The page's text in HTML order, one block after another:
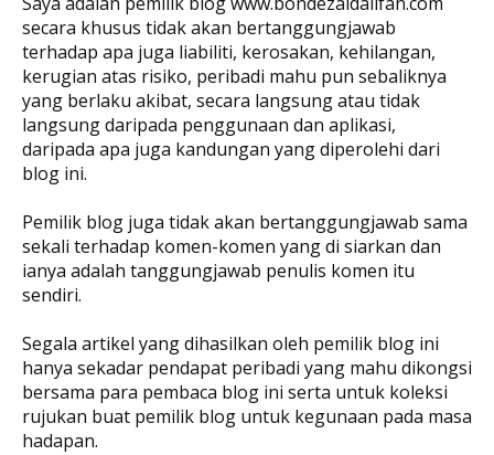
secara khusus tidak akan bertanggungjawab
terhadap apa juga liabiliti, kerosakan, kehilangan,
kerugian atas risiko, peribadi mahu pun sebaliknya
yang berlaku akibat, secara langsung atau tidak
langsung daripada penggunaan dan aplikasi,
daripada apa juga kandungan yang diperolehi dari
blog ini.
Pemilik blog juga tidak akan bertanggungjawab sama
sekali terhadap komen-komen yang di siarkan dan
ianya adalah tanggungjawab penulis komen itu
sendiri.
Segala artikel yang dihasilkan oleh pemilik blog ini
hanya sekadar pendapat peribadi yang mahu dikongsi
bersama para pembaca blog ini serta untuk koleksi
rujukan buat pemilik blog untuk kegunaan pada masa
hadapan.